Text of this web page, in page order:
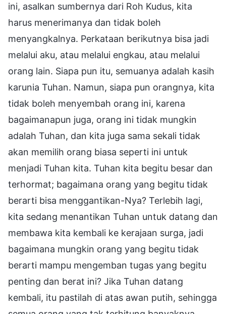
ini, asalkan sumbernya dari Roh Kudus, kita
harus menerimanya dan tidak boleh
menyangkalnya. Perkataan berikutnya bisa jadi
melalui aku, atau melalui engkau, atau melalui
orang lain. Siapa pun itu, semuanya adalah kasih
karunia Tuhan. Namun, siapa pun orangnya, kita
tidak boleh menyembah orang ini, karena
bagaimanapun juga, orang ini tidak mungkin
adalah Tuhan, dan kita juga sama sekali tidak
akan memilih orang biasa seperti ini untuk
menjadi Tuhan kita. Tuhan kita begitu besar dan
terhormat; bagaimana orang yang begitu tidak
berarti bisa menggantikan-Nya? Terlebih lagi,
kita sedang menantikan Tuhan untuk datang dan
membawa kita kembali ke kerajaan surga, jadi
bagaimana mungkin orang yang begitu tidak
berarti mampu mengemban tugas yang begitu
penting dan berat ini? Jika Tuhan datang
kembali, itu pastilah di atas awan putih, sehingga